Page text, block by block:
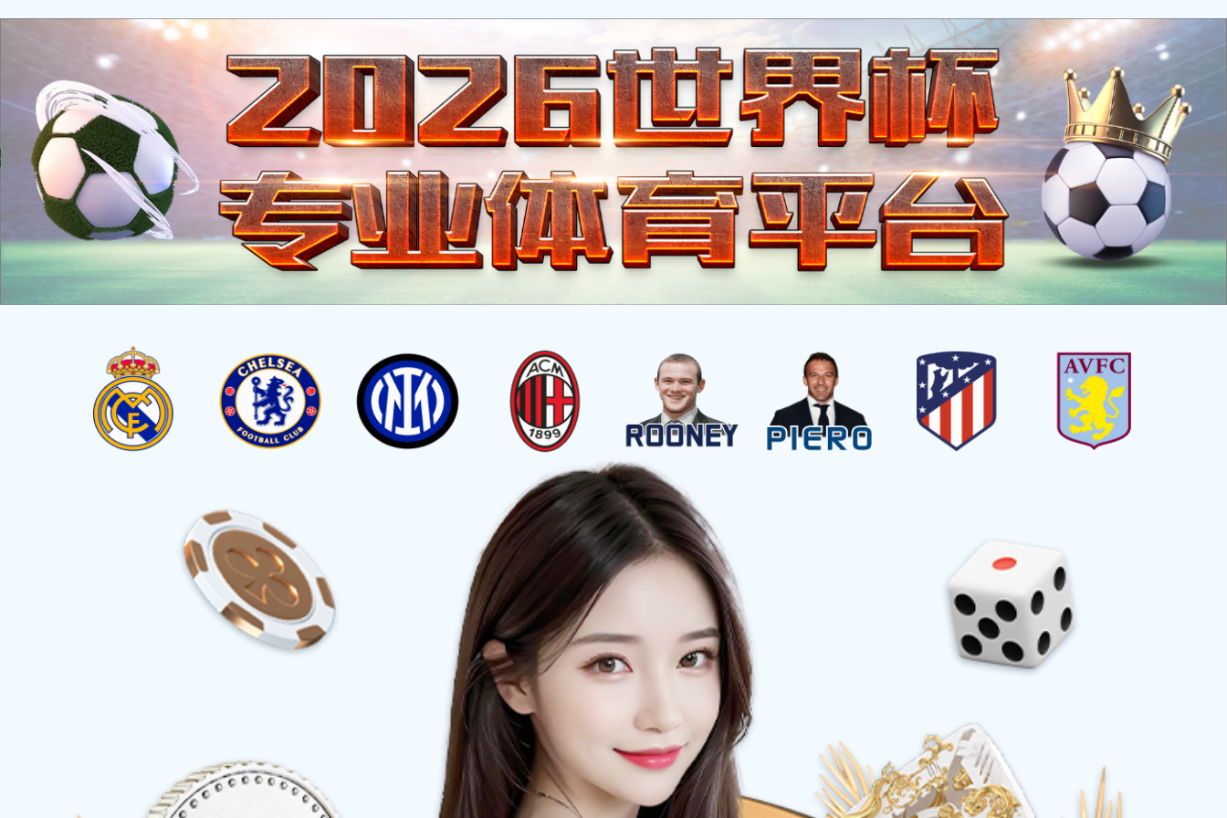
对象已移动
此处找到该文档